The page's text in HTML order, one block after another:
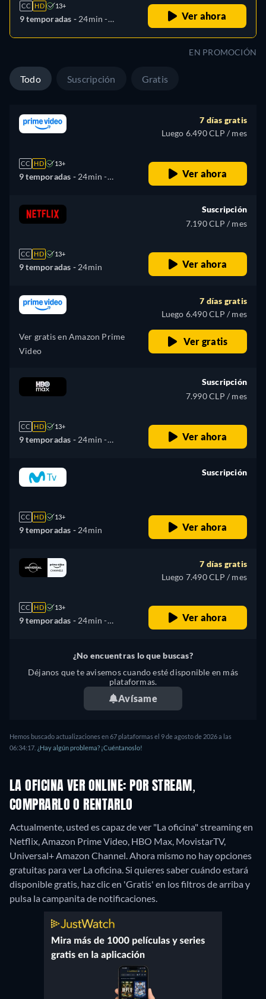
CC HD 13+
9 temporadas - 24min -
Ver ahora
EN PROMOCIÓN
Todo Suscripción Gratis
CC HD 13+
9 temporadas - 24min -
Francés, Italiano, Polaco,
Portugués, Turco
7 días gratis
Luego 6.490 CLP / mes
Ver ahora
CC HD 13+
9 temporadas - 24min
Suscripción
7.190 CLP / mes
Ver ahora
Ver gratis en Amazon Prime
Video
7 días gratis
Luego 6.490 CLP / mes
Ver gratis
CC HD 13+
9 temporadas - 24min -
Suscripción
7.990 CLP / mes
Ver ahora
CC HD 13+
9 temporadas - 24min
Suscripción
Ver ahora
CC HD 13+
9 temporadas - 24min -
Portugués, Turco
7 días gratis
Luego 7.490 CLP / mes
Ver ahora
¿No encuentras lo que buscas?
Déjanos que te avisemos cuando esté disponible en más
plataformas.
Avísame
Hemos buscado actualizaciones en 67 plataformas el 9 de agosto de 2026 a las
06:34:17. ¿Hay algún problema? ¡Cuéntanoslo!
LA OFICINA VER ONLINE: POR STREAM,
COMPRARLO O RENTARLO
Actualmente, usted es capaz de ver "La oficina" streaming en
Netflix, Amazon Prime Video, HBO Max, MovistarTV,
Universal+ Amazon Channel. Ahora mismo no hay opciones
gratuitas para ver La oficina. Si quieres saber cuándo estará
disponible gratis, haz clic en 'Gratis' en los filtros de arriba y
pulsa la campanita de notificaciones.